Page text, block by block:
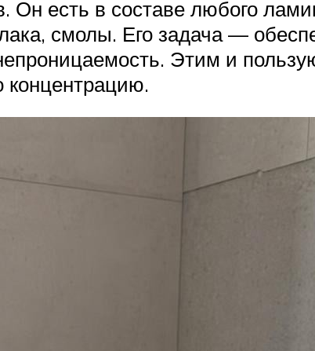
Он есть в составе любого
смолы. Его задача —
Этим и
концентрацию.